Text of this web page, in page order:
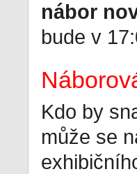
nábor
bude v
Kdo by
může se